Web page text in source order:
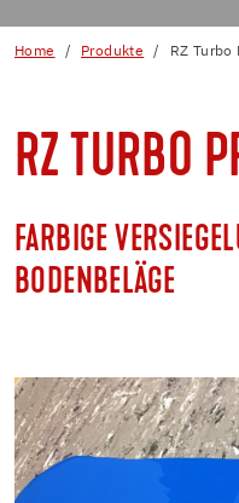
Home Produkte RZ
RZ TURBO
FARBIGE
BODENBELÄGE